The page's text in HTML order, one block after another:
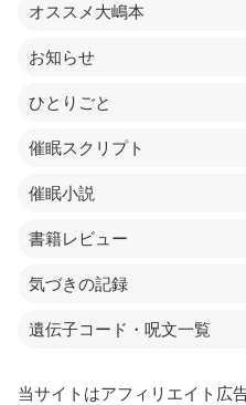
オススメ大嶋本
お知らせ
ひとりごと
催眠スクリプト
催眠小説
書籍レビュー
気づきの記録
遺伝子コード・呪文一覧
当サイトはアフィリエイト広